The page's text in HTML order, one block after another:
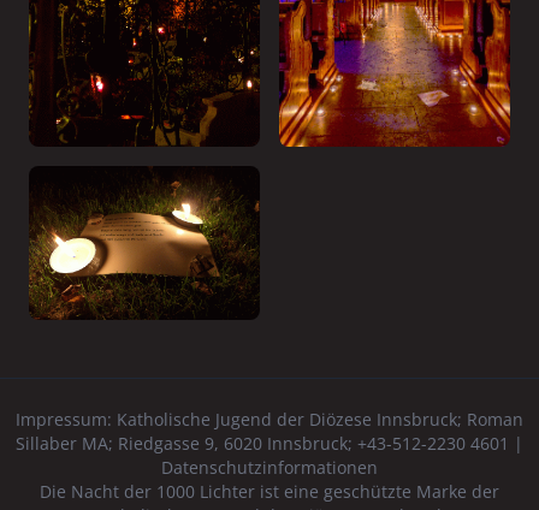
Impressum: Katholische Jugend der Diözese Innsbruck; Roman
Sillaber MA; Riedgasse 9, 6020 Innsbruck; +43-512-2230 4601 |
Datenschutzinformationen
Die Nacht der 1000 Lichter ist eine geschützte Marke der